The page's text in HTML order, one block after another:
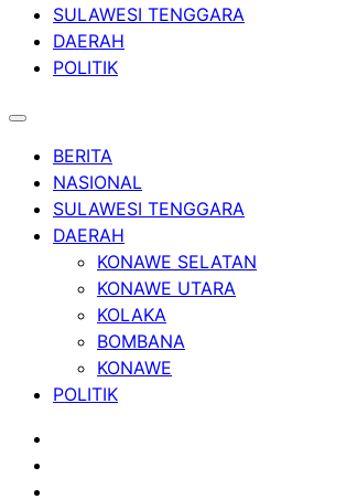
SULAWESI TENGGARA
DAERAH
POLITIK
BERITA
NASIONAL
SULAWESI TENGGARA
DAERAH
KONAWE SELATAN
KONAWE UTARA
KOLAKA
BOMBANA
KONAWE
POLITIK